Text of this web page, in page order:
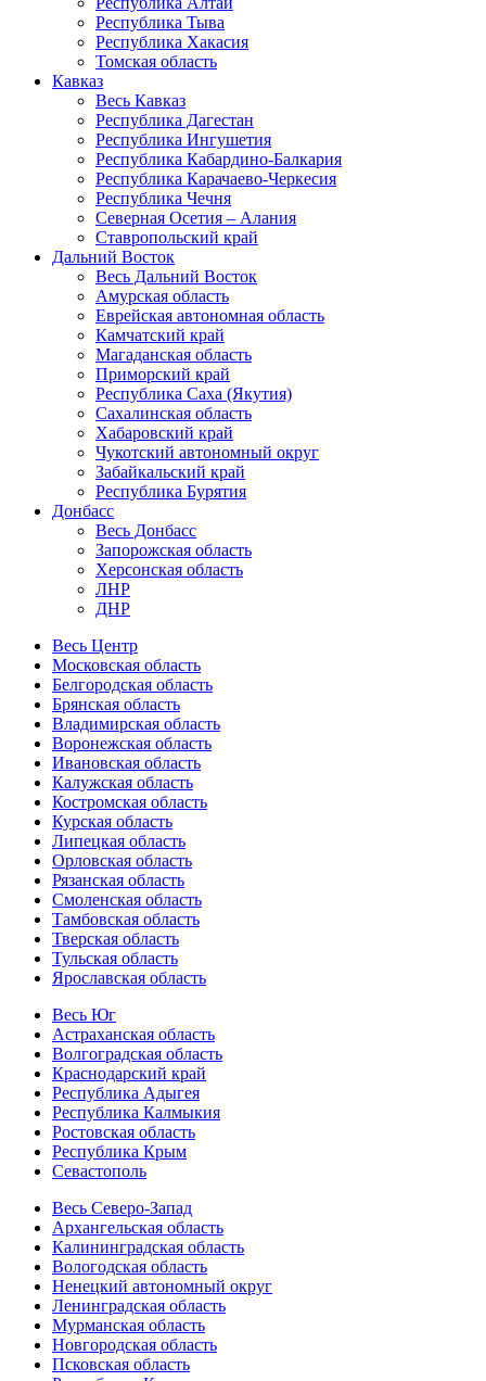
Республика Тыва
Республика Хакасия
Томская область
Кавказ
Весь Кавказ
Республика Дагестан
Республика Ингушетия
Республика Кабардино-Балкария
Республика Карачаево-Черкесия
Республика Чечня
Северная Осетия – Алания
Ставропольский край
Дальний Восток
Весь Дальний Восток
Амурская область
Еврейская автономная область
Камчатский край
Магаданская область
Приморский край
Республика Саха (Якутия)
Сахалинская область
Хабаровский край
Чукотский автономный округ
Забайкальский край
Республика Бурятия
Донбасс
Весь Донбасс
Запорожская область
Херсонская область
ЛНР
ДНР
Весь Центр
Московская область
Белгородская область
Брянская область
Владимирская область
Воронежская область
Ивановская область
Калужская область
Костромская область
Курская область
Липецкая область
Орловская область
Рязанская область
Смоленская область
Тамбовская область
Тверская область
Тульская область
Ярославская область
Весь Юг
Астраханская область
Волгоградская область
Краснодарский край
Республика Адыгея
Республика Калмыкия
Ростовская область
Республика Крым
Севастополь
Весь Северо-Запад
Архангельская область
Калининградская область
Вологодская область
Ненецкий автономный округ
Ленинградская область
Мурманская область
Новгородская область
Псковская область